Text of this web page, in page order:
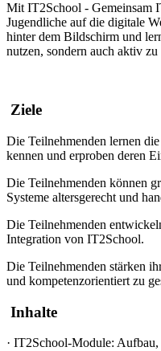
Mit IT2School - Gemeinsam
Jugendliche auf die digitale
hinter dem Bildschirm und
nutzen, sondern auch aktiv zu
Ziele
Die Teilnehmenden lernen
kennen und erproben deren
Die Teilnehmenden können
Systeme altersgerecht und
Die Teilnehmenden
Integration von IT2School.
Die Teilnehmenden stärken
und kompetenzorientiert zu
Inhalte
· IT2School-Module: